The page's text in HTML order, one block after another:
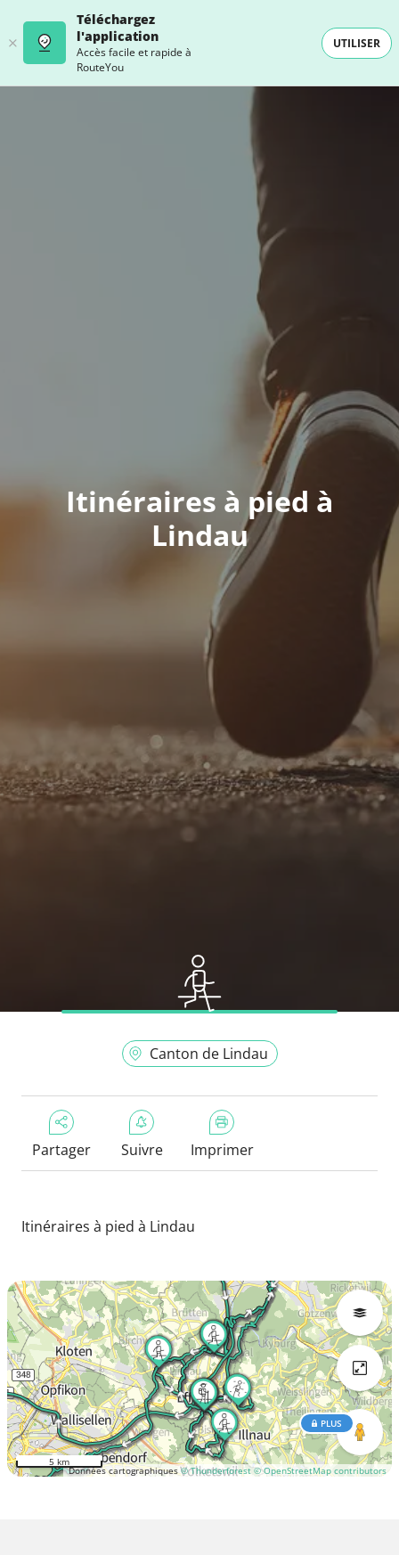
Téléchargez
l'application
Accès facile et rapide à
RouteYou
UTILISER
Itinéraires à pied à
Lindau
Canton de Lindau
Partager Suivre Imprimer
Itinéraires à pied à Lindau
Données cartographiques© Thunderforest © OpenStreetMap contributors
PLUS
5 km